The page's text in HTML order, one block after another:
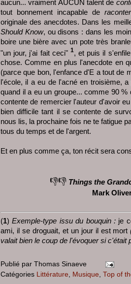
aucun... vraiment AUCUN talent de
tout bonnement incapable de raconter
originale des anecdotes. Dans les
Should Know, ou disons : dans les
boire une bière avec un pote très
"un jour, j'ai fait ceci" 1, et puis il
chose. Comme en plus l'anecdote en
(parce que bon, l'enfance d'E a tout de
l'école, il a eu de l'acné en troisième,
quand il a eu un groupe... comme 90
contente de remercier l'auteur d'avoir
bien difficile tant il se contente de
nous lis, la prochaine fois ne te fatigue
tous du temps et de l'argent.
Et en plus comme ça, ton récit sera
👎👎 Things the
Mark
(1)Exemple-type issu du bouquin :je
ami, il se droguait, et un jour il est mort
valait bien le coup de l'évoquer si c'était
Publié par Thomas Sinaeve
Catégories Littérature, Musique, Top of